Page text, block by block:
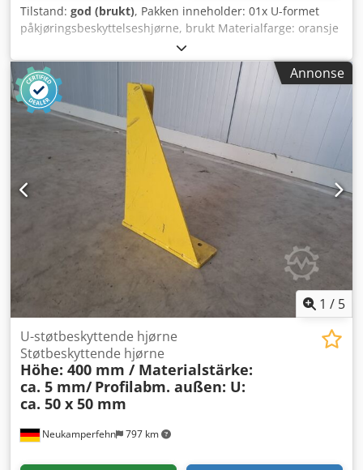
Tilstand: god (brukt), Pakken inneholder: 01x U-formet
påkjøringsbeskyttelseshjørne, brukt Materialfarge: oransje
Totalhøyde: ca. 350 mm Totalbredde: ca. 200 mm
Innvendig bredde: ca. 160 mm Total dybde: ca. 360 mm
Chjdpfx Aok T Au Eoknea Innvendig dybde: ca. 240 mm
Benmål: ca. 140 x 140 mm Fotplatemål: ca. 340 x 200 x 8
mm Materialtykkelse: ca. 6,00 mm Boringsdiameter: ca. 16
mm Antall boringshull: 04 stk. Vekt / stk.: ca. 14,850 kg
Generell informasjon om artikkelen: Denne varen tilbys
kun for avhenting. Ønskes transport eller forsendelse
utover dette, medfører det ekstra kostnader, som avtales
separat og kan forespørres fra oss avhengig av
leveringssted og -omfang.
Annonse
1 / 5
Neukamperfehn 797 km
U-støtbeskyttende hjørne
Støtbeskyttende hjørne
Höhe: 400 mm / Materialstärke:
ca. 5 mm/ Profilabm. außen: U:
ca. 50 x 50 mm